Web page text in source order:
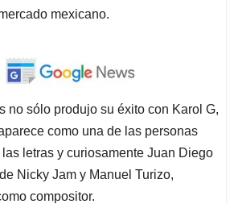
mexicano.
no sólo produjo su éxito con Karol G,
como una de las personas
letras y curiosamente Juan Diego
Nicky Jam y Manuel Turizo,
compositor.